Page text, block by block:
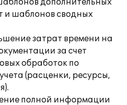
дополнительных
и шаблонов сводных
затрат времени на
за счет
обработок по
(расценки, ресурсы,
полной информации